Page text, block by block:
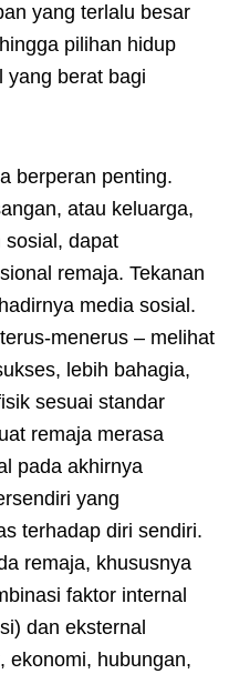
yang terlalu besar
pilihan hidup
yang berat bagi
berperan penting.
atau keluarga,
sosial, dapat
remaja. Tekanan
media sosial.
menerus – melihat
lebih bahagia,
sesuai standar
remaja merasa
pada akhirnya
yang
terhadap diri sendiri.
remaja, khususnya
faktor internal
dan eksternal
ekonomi, hubungan,